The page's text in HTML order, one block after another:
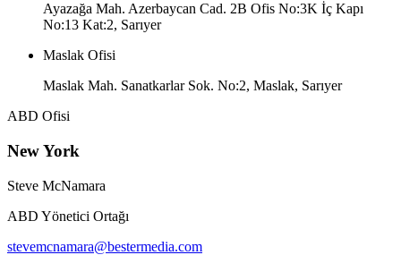
Ayazağa Mah. Azerbaycan Cad. 2B Ofis No:3K İç Kapı
No:13 Kat:2, Sarıyer
Maslak Ofisi
Maslak Mah. Sanatkarlar Sok. No:2, Maslak, Sarıyer
ABD Ofisi
New York
Steve McNamara
ABD Yönetici Ortağı
stevemcnamara@bestermedia.com